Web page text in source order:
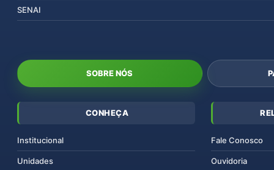
SENAI
SOBRE NÓS
CONHEÇA
Institucional
Unidades
Fale Conosco
Ouvidoria